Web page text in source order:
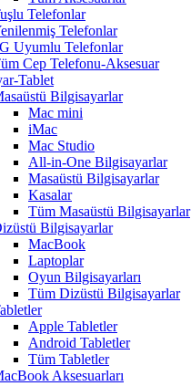
Telefonlar
Telefonlar
Uyumlu Telefonlar
Cep Telefonu-Aksesuar
Tablet
Bilgisayarlar
Mac mini
iMac
Mac Studio
All-in-One Bilgisayarlar
Masaüstü Bilgisayarlar
Kasalar
Tüm Masaüstü Bilgisayarlar
Bilgisayarlar
MacBook
Laptoplar
Oyun Bilgisayarları
Tüm Dizüstü Bilgisayarlar
Apple Tabletler
Android Tabletler
Tüm Tabletler
Aksesuarları